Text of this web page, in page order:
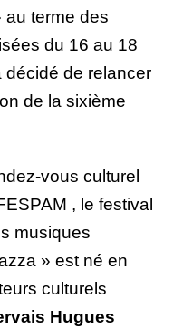
terme des
du 16 au 18
décidé de relancer
de la sixième
vous culturel
, le festival
musiques
» est né en
culturels
Hugues